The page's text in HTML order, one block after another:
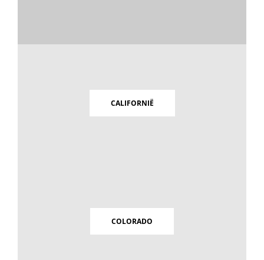
CALIFORNIË
COLORADO